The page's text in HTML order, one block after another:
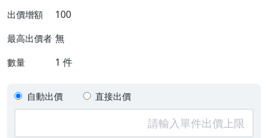
出價增額 100
最高出價者 無
數量 1 件
自動出價 直接出價